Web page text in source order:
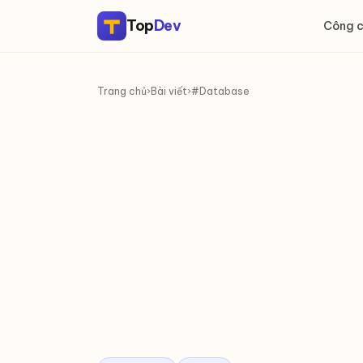
TopDev Công
Trang chủ› Bài viết›#Database